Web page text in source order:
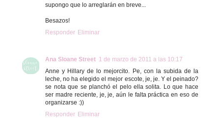
supongo que lo arreglarán en breve...
Besazos!
Responder Eliminar
Ana Sloane Street 1 de marzo de 2011 a las 10:17
Anne y Hillary de lo mejorcito. Pe, con la subida de la
leche, no ha elegido el mejor escote, je, je. Y el peinado?
se nota que se planchó el pelo ella solita. Lo que hace
ser madre reciente, je, je, aún le falta práctica en eso de
organizarse :))
Responder Eliminar